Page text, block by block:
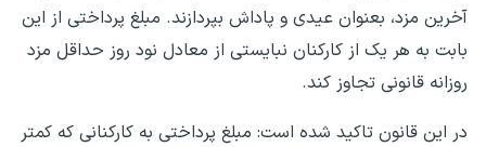
آخرین مزد، بعنوان عیدی و پاداش بپردازند. مبلغ پرداختی از این
بابت به هر یک از کارکنان نبایستی از معادل نود روز حداقل مزد
روزانه قانونی تجاوز کند.
در این قانون تاکید شده است: مبلغ پرداختی به کارکنانی که کمتر